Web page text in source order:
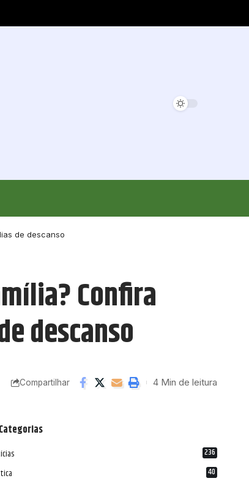
de descanso
Confira
descanso
Compartilhar 4 Min de leitura
Categorias
236
40